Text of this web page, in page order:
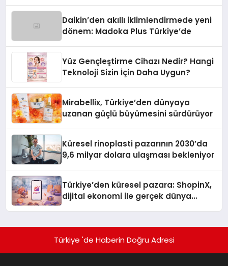
Daikin’den akıllı iklimlendirmede yeni
dönem: Madoka Plus Türkiye’de
Yüz Gençleştirme Cihazı Nedir? Hangi
Teknoloji Sizin İçin Daha Uygun?
Mirabellix, Türkiye’den dünyaya
uzanan güçlü büyümesini sürdürüyor
Küresel rinoplasti pazarının 2030’da
9,6 milyar dolara ulaşması bekleniyor
Türkiye’den küresel pazara: ShopinX,
dijital ekonomi ile gerçek dünya
Türkiye 'de Haberin Doğru Adresi